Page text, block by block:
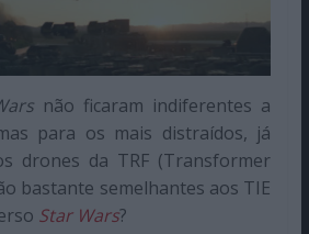
não ficaram indiferentes a
para os mais distraídos, já
drones da TRF (Transformer
bastante semelhantes aos TIE
Star Wars?